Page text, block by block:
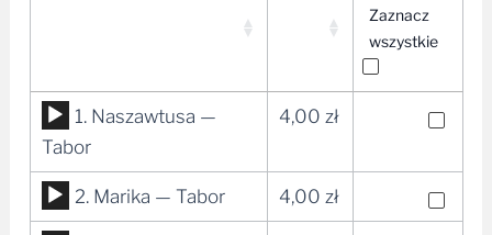
Zaznacz
wszystkie
Odtwarzacz
plików
dźwiękowych
1. Naszawtusa —
Tabor
4,00 zł
Odtwarzacz
plików
2. Marika — Tabor 4,00 zł